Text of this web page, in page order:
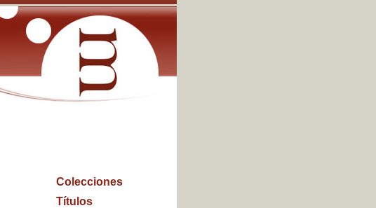
Colecciones
Títulos